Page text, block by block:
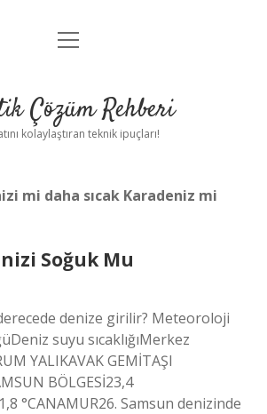
Anasayfa
Yasal Uyarı
menüyü
Çözüm Rehberi
kolaylaştıran teknik ipuçları!
mi daha sıcak Karadeniz mi
Soğuk Mu
denize girilir? Meteoroloji
suyu sıcaklığıMerkez
YALIKAVAK GEMİTAŞI
BÖLGESİ23,4
°CANAMUR26. Samsun denizinde